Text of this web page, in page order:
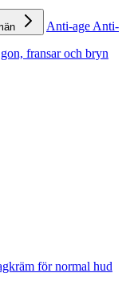
Anti-age Anti-
fransar och bryn
för normal hud